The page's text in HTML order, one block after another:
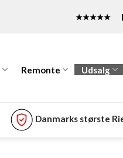
★★★★★
Remonte Udsalg
Danmarks største